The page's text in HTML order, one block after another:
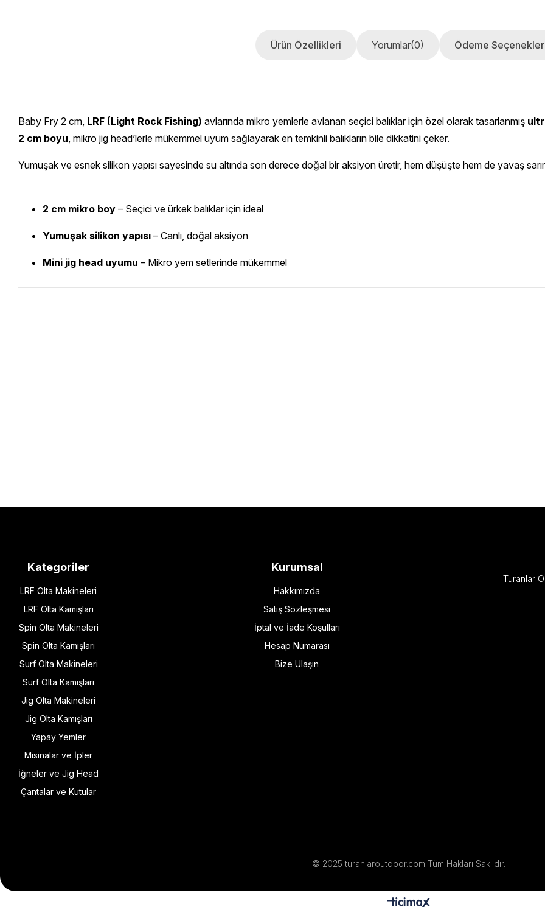
Ürün Özellikleri Yorumlar(0) Ödeme
Baby Fry 2 cm, LRF (Light Rock Fishing) avlarında mikro yemlerle avlanan seçici balıklar için özel olarak tasarlanmış
2 cm boyu, mikro jig head’lerle mükemmel uyum sağlayarak en temkinli balıkların bile dikkatini çeker.
Yumuşak ve esnek silikon yapısı sayesinde su altında son derece doğal bir aksiyon üretir, hem düşüşte hem de yavaş
2 cm mikro boy – Seçici ve ürkek balıklar için ideal
Yumuşak silikon yapısı – Canlı, doğal aksiyon
Mini jig head uyumu – Mikro yem setlerinde mükemmel
Kategoriler
LRF Olta Makineleri
LRF Olta Kamışları
Spin Olta Makineleri
Spin Olta Kamışları
Surf Olta Makineleri
Surf Olta Kamışları
Jig Olta Makineleri
Jig Olta Kamışları
Yapay Yemler
Misinalar ve İpler
İğneler ve Jig Head
Çantalar ve Kutular
Kurumsal
Hakkımızda
Satış Sözleşmesi
İptal ve İade Koşulları
Hesap Numarası
Bize Ulaşın
Turanlar
© 2025 turanlaroutdoor.com Tüm Hakları Saklıdır.